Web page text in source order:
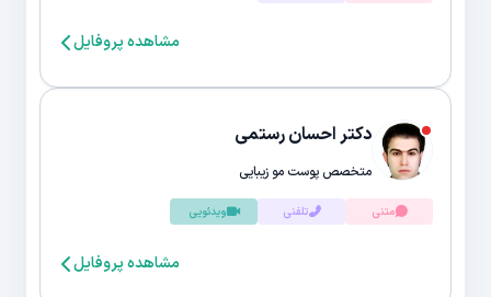
مشاهده پروفایل
دکتر احسان رستمی
متخصص پوست مو زیبایی
متنی تلفنی ویدئویی
مشاهده پروفایل